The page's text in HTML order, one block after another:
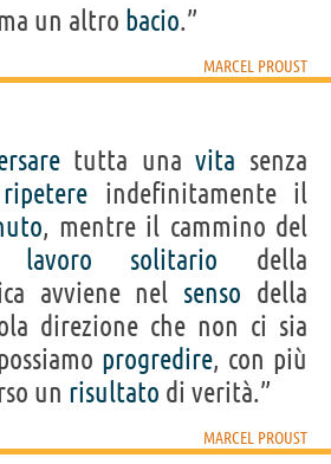
un altro bacio.”
MARCEL PROUST
tutta unavita senza
ripetere indefinitamente il
, mentre il cammino del
lavoro solitario della
avviene nel senso della
direzione che non ci sia
progredire, con più
un risultato di verità.”
MARCEL PROUST